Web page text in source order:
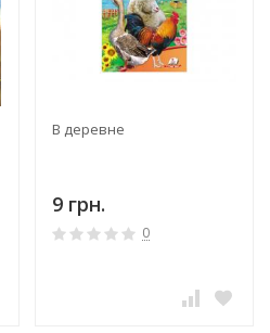
В деревне
9 грн.
0